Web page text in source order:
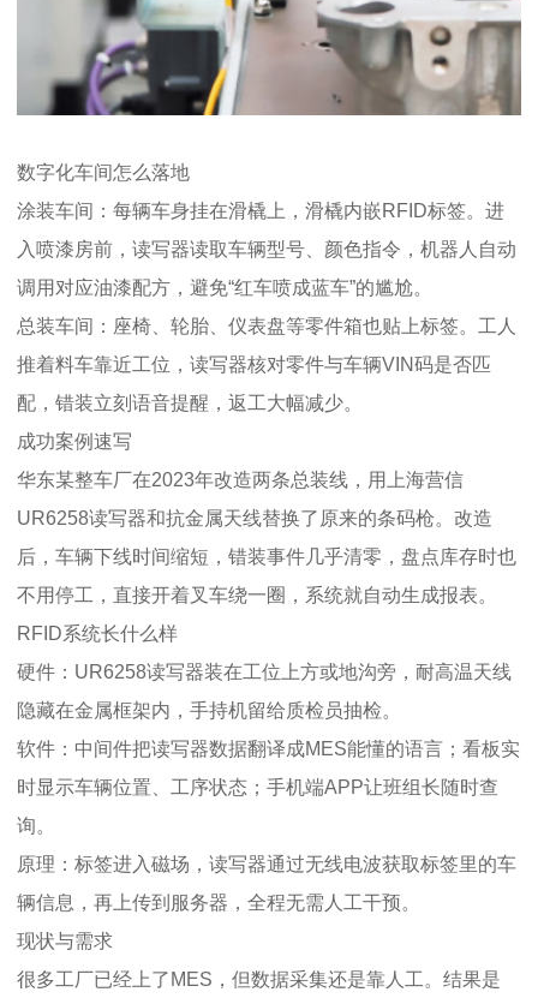
数字化车间怎么落地
涂装车间：每辆车身挂在滑橇上，滑橇内嵌RFID标签。进
入喷漆房前，读写器读取车辆型号、颜色指令，机器人自动
调用对应油漆配方，避免“红车喷成蓝车”的尴尬。
总装车间：座椅、轮胎、仪表盘等零件箱也贴上标签。工人
推着料车靠近工位，读写器核对零件与车辆VIN码是否匹
配，错装立刻语音提醒，返工大幅减少。
成功案例速写
华东某整车厂在2023年改造两条总装线，用上海营信
UR6258读写器和抗金属天线替换了原来的条码枪。改造
后，车辆下线时间缩短，错装事件几乎清零，盘点库存时也
不用停工，直接开着叉车绕一圈，系统就自动生成报表。
RFID系统长什么样
硬件：UR6258读写器装在工位上方或地沟旁，耐高温天线
隐藏在金属框架内，手持机留给质检员抽检。
软件：中间件把读写器数据翻译成MES能懂的语言；看板实
时显示车辆位置、工序状态；手机端APP让班组长随时查
询。
原理：标签进入磁场，读写器通过无线电波获取标签里的车
辆信息，再上传到服务器，全程无需人工干预。
现状与需求
很多工厂已经上了MES，但数据采集还是靠人工。结果是